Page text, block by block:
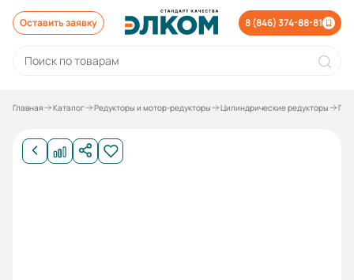
Оставить заявку 8 (846) 374-88-81
Главная Каталог Редукторы и мотор-редукторы Цилиндрические редукторы